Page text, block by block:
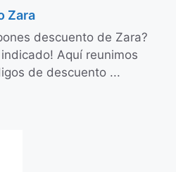
Zara
descuento de Zara?
Aquí reunimos
de descuento ...